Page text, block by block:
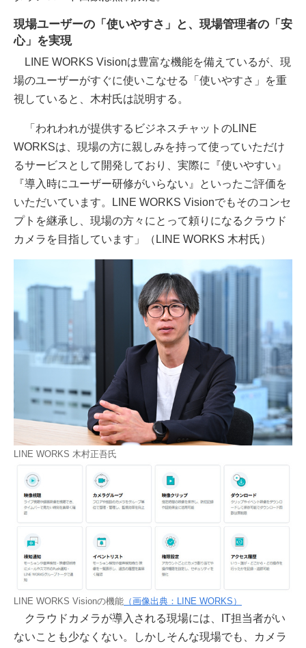
現場ユーザーの「使いやすさ」と、現場管理者の「安
心」を実現
LINE WORKS Visionは豊富な機能を備えているが、現
場のユーザーがすぐに使いこなせる「使いやすさ」を重
視していると、木村氏は説明する。
「われわれが提供するビジネスチャットのLINE
WORKSは、現場の方に親しみを持って使っていただけ
るサービスとして開発しており、実際に『使いやすい』
『導入時にユーザー研修がいらない』といったご評価を
いただいています。LINE WORKS Visionでもそのコンセ
プトを継承し、現場の方々にとって頼りになるクラウド
カメラを目指しています」（LINE WORKS 木村氏）
LINE WORKS 木村正吾氏
LINE WORKS Visionの機能 （画像出典：LINE WORKS）
クラウドカメラが導入される現場には、IT担当者がい
ないことも少なくない。しかしそんな現場でも、カメラ